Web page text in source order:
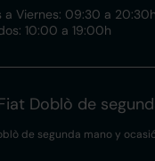
a Viernes: 09:30 a 20:30h
10:00 a 19:00h
Doblò de
de segunda mano y